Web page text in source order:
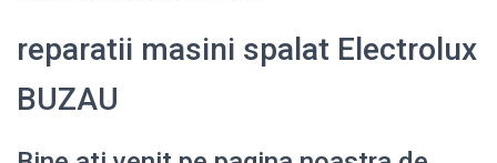
reparatii masini spalat Electrolux
BUZAU